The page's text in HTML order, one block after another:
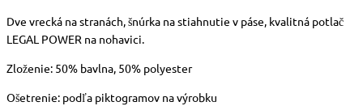
Dve vrecká na stranách, šnúrka na stiahnutie v páse, kvalitná potlač
LEGAL POWER na nohavici.
Zloženie: 50% bavlna, 50% polyester
Ošetrenie: podľa piktogramov na výrobku